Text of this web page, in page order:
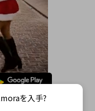
を入手?